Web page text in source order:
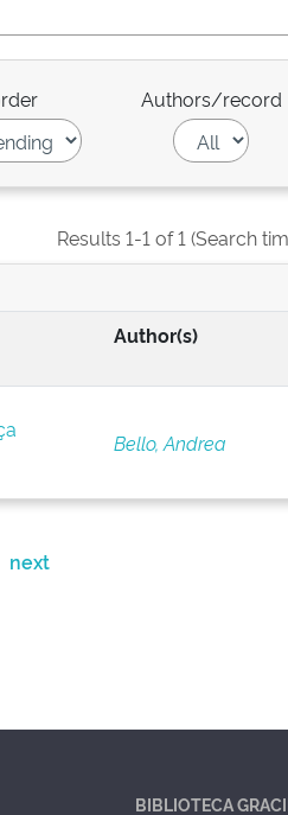
Authors/record
Results 1-1 of 1 (Search
Author(s)
Bello, Andrea
next
BIBLIOTECA